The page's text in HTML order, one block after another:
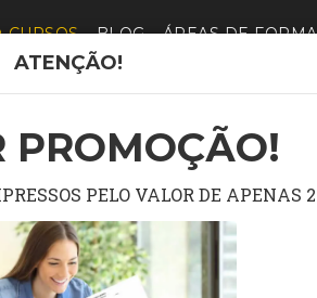
CURSOS BLOG ÁREAS DE
DE
grátis no campo abaixo.
ATENÇÃO!
PROMOÇÃO!
PELO VALOR DE APENAS 2